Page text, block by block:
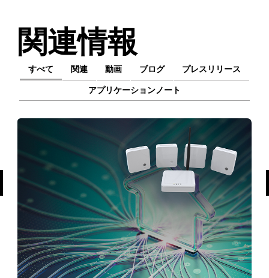
関連情報
すべて 関連 動画 ブログ
プレスリリース
アプリケーションノート